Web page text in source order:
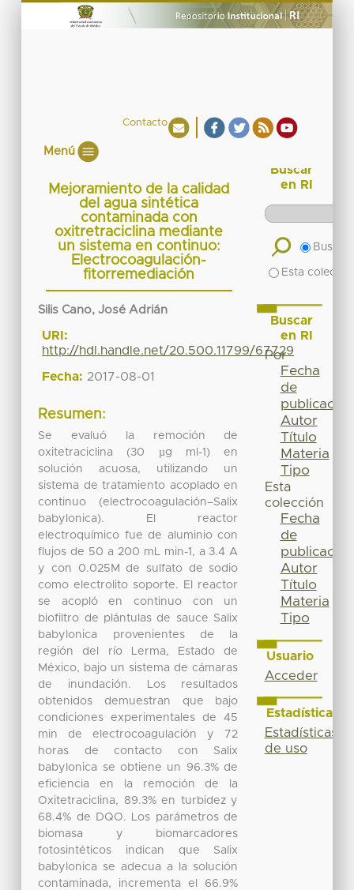
Contacto
Menú
Mejoramiento de la calidad
del agua sintética
contaminada con
oxitretraciclina mediante
un sistema en continuo:
Electrocoagulación-
fitorremediación
Silis Cano, José Adrián
URI:
http://hdl.handle.net/20.500.11799/67729
Fecha: 2017-08-01
Resumen:
Se evaluó la remoción de
oxitetraciclina (30 µg ml-1) en
solución acuosa, utilizando un
sistema de tratamiento acoplado en
continuo (electrocoagulación–Salix
babylonica). El reactor
electroquímico fue de aluminio con
flujos de 50 a 200 mL min-1, a 3.4 A
y con 0.025M de sulfato de sodio
como electrolito soporte. El reactor
se acopló en continuo con un
biofiltro de plántulas de sauce Salix
babylonica provenientes de la
región del río Lerma, Estado de
México, bajo un sistema de cámaras
de inundación. Los resultados
obtenidos demuestran que bajo
condiciones experimentales de 45
min de electrocoagulación y 72
horas de contacto con Salix
babylonica se obtiene un 96.3% de
eficiencia en la remoción de la
Oxitetraciclina, 89.3% en turbidez y
68.4% de DQO. Los parámetros de
biomasa y biomarcadores
fotosintéticos indican que Salix
babylonica se adecua a la solución
contaminada, incrementa el 66.9%
Buscar
en RI
Buscar
Esta
Buscar
en RI
Por
Fecha
de
publicación
Autor
Título
Materia
Tipo
Esta
colección
Fecha
de
publicación
Autor
Título
Materia
Tipo
Usuario
Acceder
Estadísticas
Estadísticas
de uso